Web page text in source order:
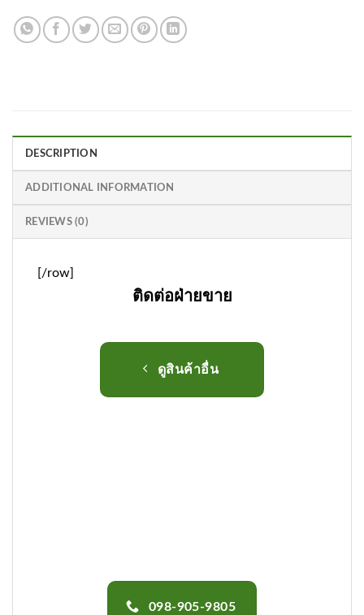
DESCRIPTION
ADDITIONAL INFORMATION
REVIEWS (0)
[/row]
ติดต่อฝ่ายขาย
ดูสินค้าอื่น
098-905-9805